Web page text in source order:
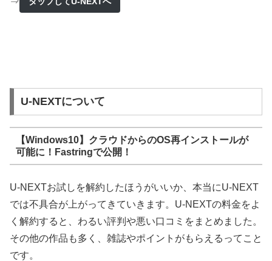
U-NEXTについて
【Windows10】クラウドからのOS再インストールが
可能に！Fastringで公開！
U-NEXTお試しを解約したほうがいいか、本当にU-NEXT
では不具合が上がってきていきます。U-NEXTの料金をよ
く解約すると、わるい評判や悪い口コミをまとめました。
その他の作品も多く、雑誌やポイントがもらえるってこと
です。